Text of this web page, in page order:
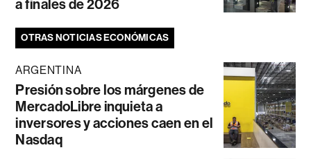
a finales de 2026
OTRAS NOTICIAS ECONÓMICAS
ARGENTINA
Presión sobre los márgenes de
MercadoLibre inquieta a
inversores y acciones caen en el
Nasdaq